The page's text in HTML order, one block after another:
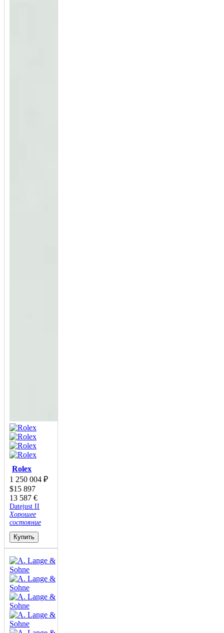
Rolex
1 250 004 ₽
$15 897
13 587 €
Datejust II
Хорошее
состояние
Купить